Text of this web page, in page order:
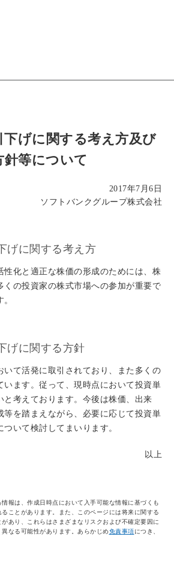
下げに関する考え方及び
針等について
2017年7月6日
ソフトバンクグループ株式会社
げに関する考え方
性化と適正な株価の形成のためには、株
くの投資家の株式市場への参加が重要で
げに関する方針
いて活発に取引されており、また多くの
います。従って、現時点において投資単
と考えております。今後は株価、出来
等を踏まえながら、必要に応じて投資単
いて検討してまいります。
以上
報は、作成日時点において入手可能な情報に基づくも
ことがあります。また、このページには将来に関する
あり、これらはさまざまなリスクおよび不確定要因に
なる可能性があります。あらかじめ免責事項につき、